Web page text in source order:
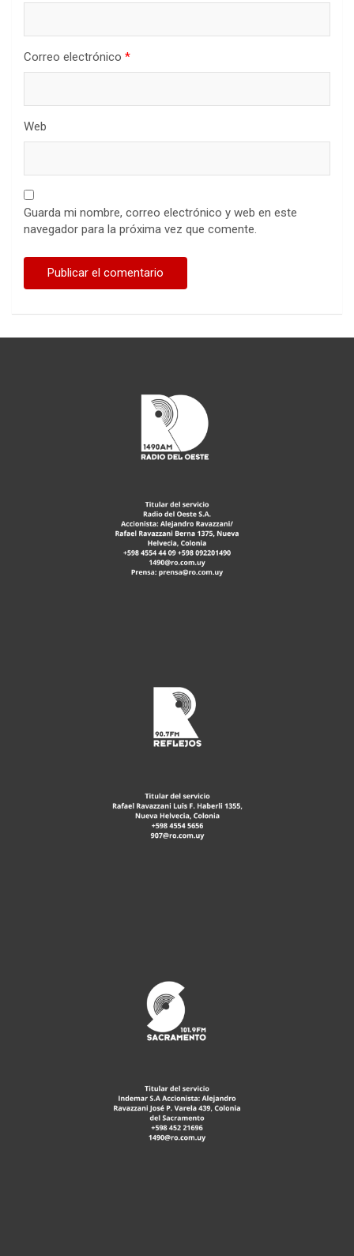
Correo electrónico *
Web
Guarda mi nombre, correo electrónico y web en este
navegador para la próxima vez que comente.